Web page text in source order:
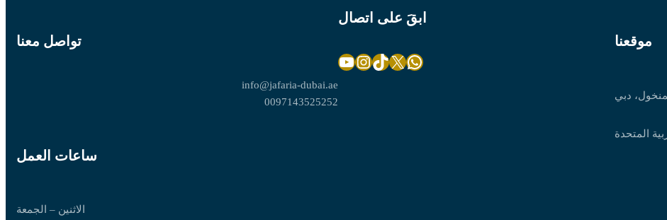
تواصل معنا
info@jafaria-dubai.ae
0097143525252
ساعات العمل
الاثنين – الجمعة
ابقَ على اتصال
YouTube InstagramTikTok X WhatsApp
موقعنا
دبي
المتحدة